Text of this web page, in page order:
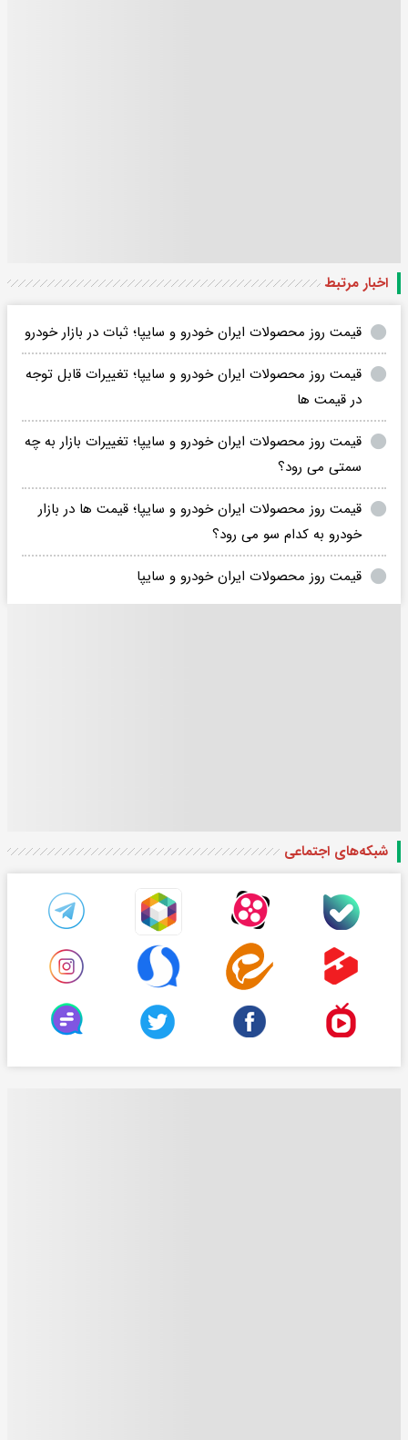
اخبار مرتبط
قیمت روز محصولات ایران خودرو و سایپا؛ ثبات در بازار خودرو
قیمت روز محصولات ایران خودرو و سایپا؛ تغییرات قابل توجه
در قیمت ها
قیمت روز محصولات ایران خودرو و سایپا؛ تغییرات بازار به چه
سمتی می رود؟
قیمت روز محصولات ایران خودرو و سایپا؛ قیمت ها در بازار
خودرو به کدام سو می رود؟
قیمت روز محصولات ایران خودرو و سایپا
شبکه‌های اجتماعی